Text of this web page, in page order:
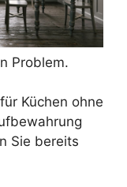
Problem.
Küchen ohne
Sie bereits